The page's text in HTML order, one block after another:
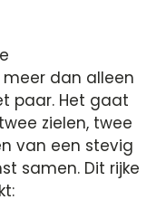
dan alleen
paar. Het gaat
zielen, twee
van een stevig
samen. Dit rijke